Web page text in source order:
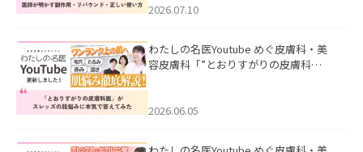
た。
2026.07.10
わたしの名医Youtube めぐ皮膚科・美
容皮膚科「”とおりすがりの皮膚科
2026.06.05